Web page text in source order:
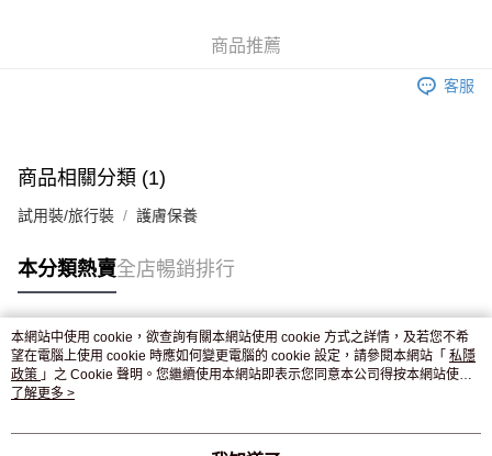
付款後門市自取，訂單確認後2-4個工作天到店，7天內取。逾期後
商品推薦
客服
商品相關分類 (1)
試用裝/旅行裝 護膚保養
本分類熱賣全店暢銷排行
熱門標籤
熱銷排行
本網站中使用 cookie，欲查詢有關本網站使用 cookie 方式之詳情，及若您不希
望在電腦上使用 cookie 時應如何變更電腦的 cookie 設定，請參閱本網站「 私隱
政策 」之 Cookie 聲明。您繼續使用本網站即表示您同意本公司得按本網站使用
條款之 Cookie 聲明使用 cookie。
了解更多 >